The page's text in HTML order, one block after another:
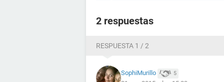
2 respuestas
RESPUESTA 1 / 2
SophiMurillo 5